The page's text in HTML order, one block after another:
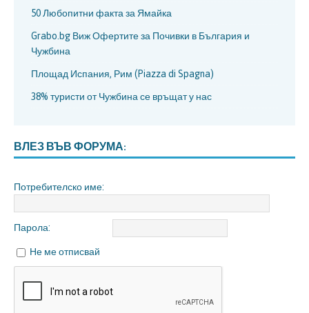
50 Любопитни факта за Ямайка
Grabo.bg Виж Офертите за Почивки в България и
Чужбина
Площад Испания, Рим (Piazza di Spagna)
38% туристи от Чужбина се връщат у нас
ВЛЕЗ ВЪВ ФОРУМА:
Потребителско име:
Парола:
Не ме отписвай